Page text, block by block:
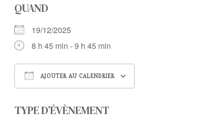
QUAND
19/12/2025
8 h 45 min - 9 h 45 min
AJOUTER AU CALENDRIER
TYPE D’ÉVÈNEMENT